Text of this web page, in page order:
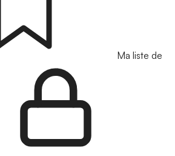
Ma liste de